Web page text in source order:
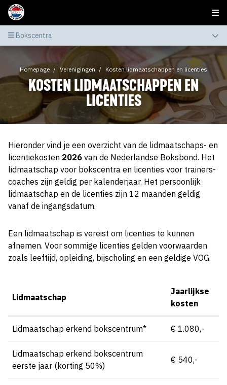
Bokscentra
Homepage Verenigingen Kosten lidmaatschappen en licenties
KOSTEN LIDMAATSCHAPPEN EN
LICENTIES
Hieronder vind je een overzicht van de lidmaatschaps- en
licentiekosten 2026 van de Nederlandse Boksbond. Het
lidmaatschap voor bokscentra en licenties voor trainers-
coaches zijn geldig per kalenderjaar. Het persoonlijk
lidmaatschap en de licenties zijn 12 maanden geldig
vanaf de ingangsdatum.
Een lidmaatschap is vereist om licenties te kunnen
afnemen. Voor sommige licenties gelden voorwaarden
zoals leeftijd, opleiding, bijscholing en een geldige VOG.
Lidmaatschap
Jaarlijkse
kosten
Lidmaatschap erkend bokscentrum* € 1.080,-
Lidmaatschap erkend bokscentrum
eerste jaar (korting 50%)
€ 540,-